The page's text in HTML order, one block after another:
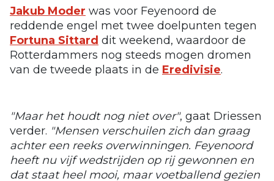
Jakub Moder was voor Feyenoord de
reddende engel met twee doelpunten tegen
Fortuna Sittard dit weekend, waardoor de
Rotterdammers nog steeds mogen dromen
van de tweede plaats in de Eredivisie.
"Maar het houdt nog niet over", gaat Driessen
verder. "Mensen verschuilen zich dan graag
achter een reeks overwinningen. Feyenoord
heeft nu vijf wedstrijden op rij gewonnen en
dat staat heel mooi, maar voetballend gezien